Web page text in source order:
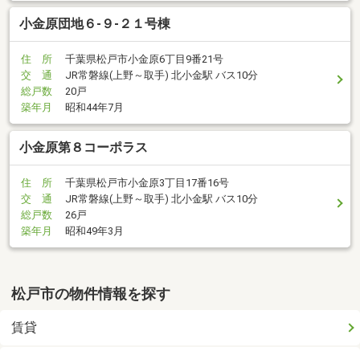
小金原団地６-９-２１号棟
住 所
千葉県松戸市小金原6丁目9番21号
交 通
JR常磐線(上野～取手) 北小金駅 バス10分
総戸数
20戸
築年月
昭和44年7月
小金原第８コーポラス
住 所
千葉県松戸市小金原3丁目17番16号
交 通
JR常磐線(上野～取手) 北小金駅 バス10分
総戸数
26戸
築年月
昭和49年3月
松戸市の物件情報を探す
賃貸